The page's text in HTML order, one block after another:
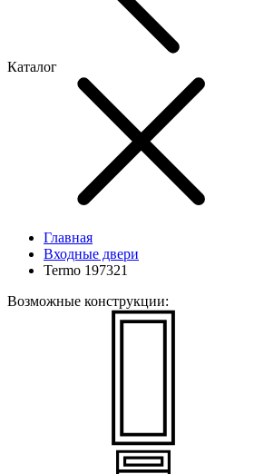
Каталог
Главная
Входные двери
Termo 197321
Возможные конструкции: